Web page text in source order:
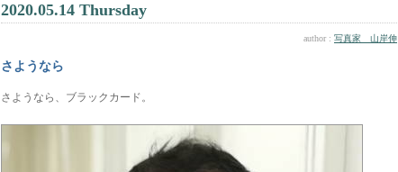
2020.05.14 Thursday
author : 写真家 山岸伸
さようなら
さようなら、ブラックカード。